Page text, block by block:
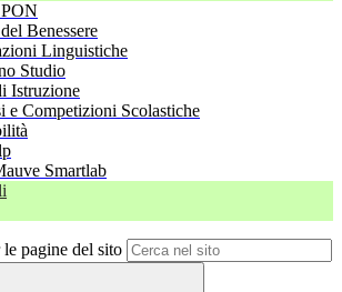
Benessere
Linguistiche
Studio
Istruzione
e Competizioni Scolastiche
Smartlab
pagine del sito